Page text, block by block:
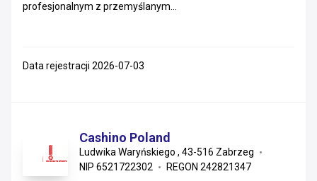
Małopolskie
Lubelskie
Lubuskie
profesjonalnym z przemyślanym...
Data rejestracji 2026-07-03
Cashino Poland
Ludwika Waryńskiego , 43-516 Zabrzeg
NIP 6521722302
REGON 242821347